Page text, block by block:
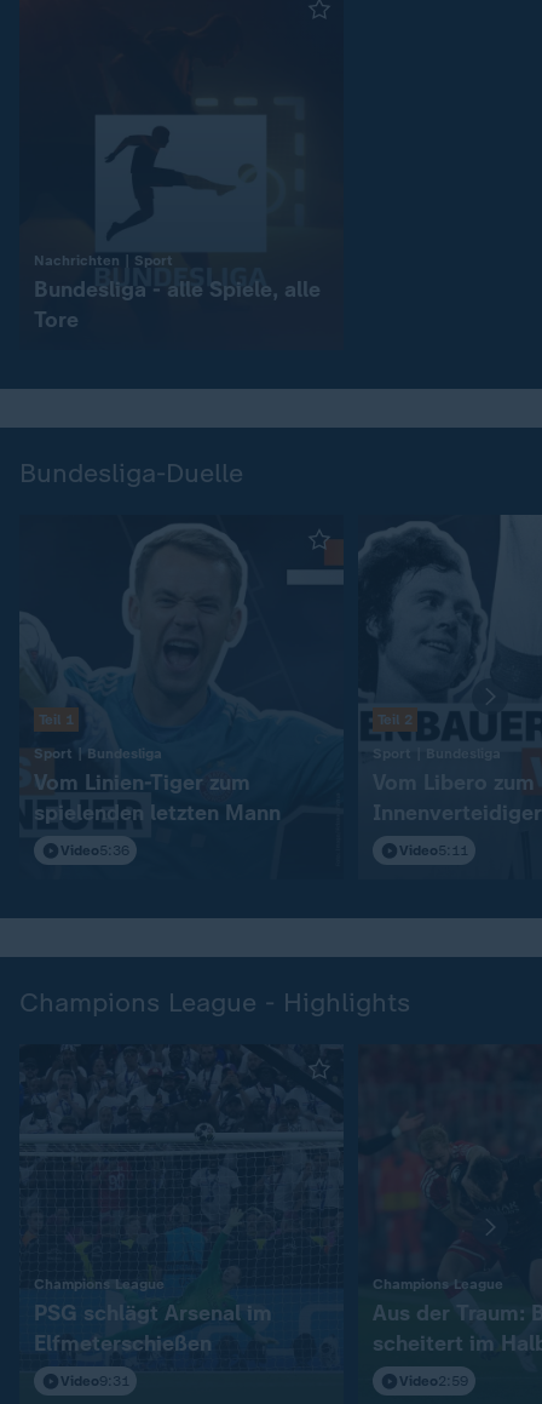
Nachrichten | Sport
Bundesliga - alle Spiele, alle
Tore
Bundesliga-Duelle
Teil 1
Sport | Bundesliga
Vom Linien-Tiger zum
spielenden letzten Mann
Video5:36
Teil 2
Sport | Bundesliga
Vom Libero
Innenverteidiger
Video5:11
Champions League - Highlights
Champions League
PSG schlägt Arsenal im
Elfmeterschießen
Video9:31
Champions League
Aus der Traum:
scheitert im
Video2:59